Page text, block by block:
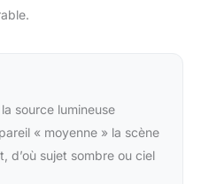
source lumineuse
« moyenne » la scène
d’où sujet sombre ou ciel